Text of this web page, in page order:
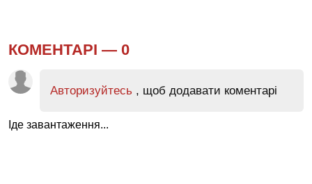
КОМЕНТАРІ — 0
Авторизуйтесь , щоб додавати коментарі
Іде завантаження...